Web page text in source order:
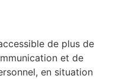
de plus de
et de
en situation